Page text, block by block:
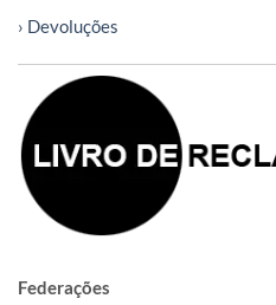
› Devoluções
Federações